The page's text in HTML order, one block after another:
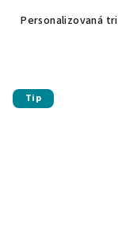
Personalizovaná
Tip